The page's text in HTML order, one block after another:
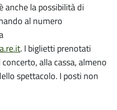
anche la possibilità di
al numero
. I biglietti prenotati
alla cassa, almeno
spettacolo. I posti non